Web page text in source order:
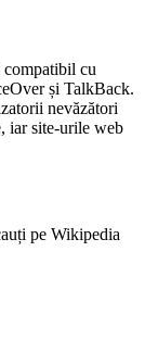
compatibil cu
și TalkBack.
nevăzători
iar site-urile web
pe Wikipedia